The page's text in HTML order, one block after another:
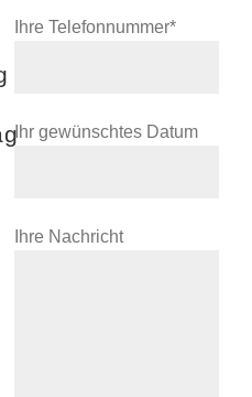
Ihre Telefonnummer*
Ihr gewünschtes Datum
Ihre Nachricht